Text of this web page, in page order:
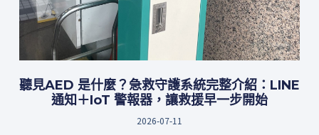
聽見AED 是什麼？急救守護系統完整介紹：LINE
通知＋IoT 警報器，讓救援早一步開始
2026-07-11